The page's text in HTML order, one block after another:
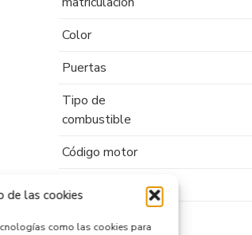
de las cookies
como las cookies para
Color
Puertas
Tipo de
combustible
Código motor